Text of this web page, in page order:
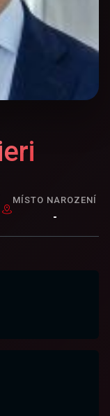
MÍSTO NAROZENÍ
-